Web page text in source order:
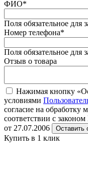
ФИО*
Поля обязательное для
Номер телефона*
Поля обязательное для
Отзыв о товара
Нажимая кнопку
условиями
согласие на обработку
соответствии с
от 27.07.2006
Оставить
Купить в 1 клик